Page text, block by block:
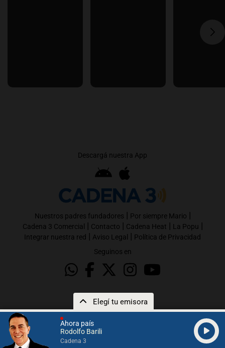
Ahora país
Rodolfo Barili
Cadena 3
Elegí tu emisora
Descargá nuestra App
Nuestros padres fundadores | Por siempre Mario |
Cadena 3 Comercial | Contacto | Cadena Heat | La Popu |
Integrar nuestra red | Aviso Legal | Política de Privacidad
Seguinos en